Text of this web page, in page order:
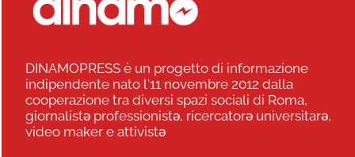
DINAMOPRESS è un progetto di informazione
indipendente nato l'11 novembre 2012 dalla
cooperazione tra diversi spazi sociali di Roma,
giornalistə professionistə, ricercatorə universitarə,
video maker e attivistə